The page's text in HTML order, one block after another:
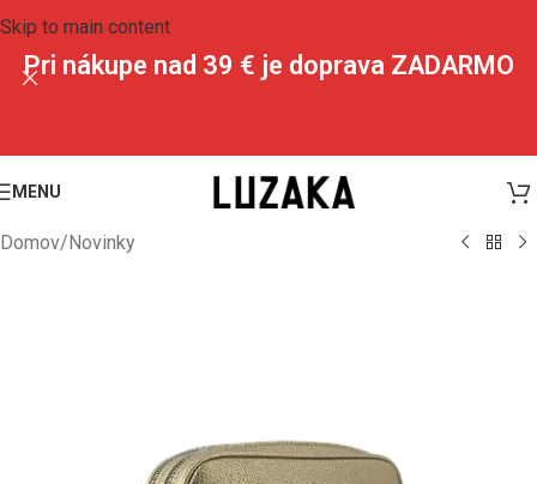
Skip to main content
Pri nákupe nad 39 € je doprava ZADARMO
MENU
Domov/Novinky